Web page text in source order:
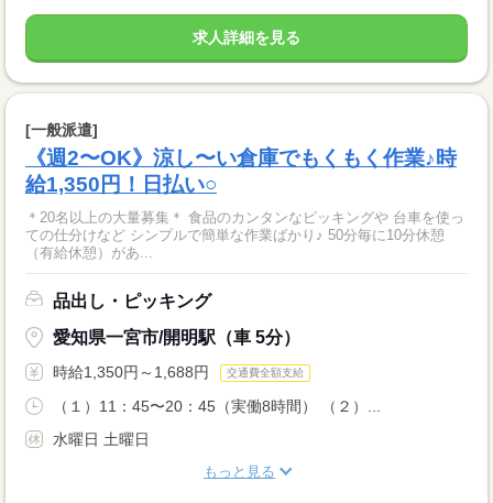
求人詳細を見る
[一般派遣]
《週2〜OK》涼し〜い倉庫でもくもく作業♪時
給1,350円！日払い○
＊20名以上の大量募集＊ 食品のカンタンなピッキングや 台車を使っ
ての仕分けなど シンプルで簡単な作業ばかり♪ 50分毎に10分休憩
（有給休憩）があ...
品出し・ピッキング
愛知県一宮市/開明駅（車 5分）
時給1,350円～1,688円 交通費全額支給
（１）11：45〜20：45（実働8時間） （２）...
水曜日 土曜日
もっと見る